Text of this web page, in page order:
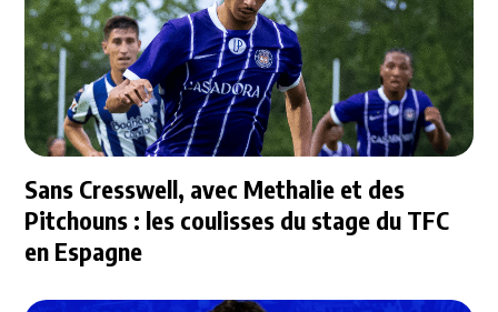
Sans Cresswell, avec Methalie et des
Pitchouns : les coulisses du stage du TFC
en Espagne